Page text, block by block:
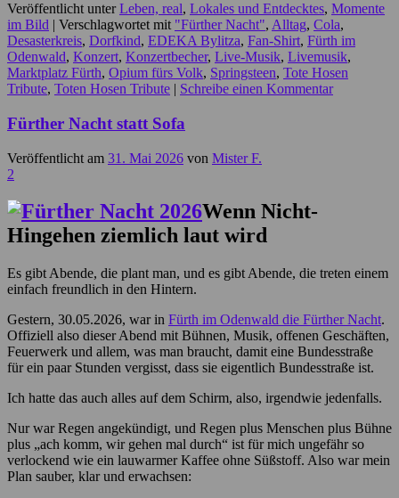
Veröffentlicht unter Leben, real, Lokales und Entdecktes, Momente
im Bild | Verschlagwortet mit "Fürther Nacht", Alltag, Cola,
Desasterkreis, Dorfkind, EDEKA Bylitza, Fan-Shirt, Fürth im
Odenwald, Konzert, Konzertbecher, Live-Musik, Livemusik,
Marktplatz Fürth, Opium fürs Volk, Springsteen, Tote Hosen
Tribute, Toten Hosen Tribute | Schreibe einen Kommentar
Fürther Nacht statt Sofa
Veröffentlicht am 31. Mai 2026 von Mister F.
2
Wenn Nicht-
Hingehen ziemlich laut wird
Es gibt Abende, die plant man, und es gibt Abende, die treten einem
einfach freundlich in den Hintern.
Gestern, 30.05.2026, war in Fürth im Odenwald die Fürther Nacht.
Offiziell also dieser Abend mit Bühnen, Musik, offenen Geschäften,
Feuerwerk und allem, was man braucht, damit eine Bundesstraße
für ein paar Stunden vergisst, dass sie eigentlich Bundesstraße ist.
Ich hatte das auch alles auf dem Schirm, also, irgendwie jedenfalls.
Nur war Regen angekündigt, und Regen plus Menschen plus Bühne
plus „ach komm, wir gehen mal durch“ ist für mich ungefähr so
verlockend wie ein lauwarmer Kaffee ohne Süßstoff. Also war mein
Plan sauber, klar und erwachsen: